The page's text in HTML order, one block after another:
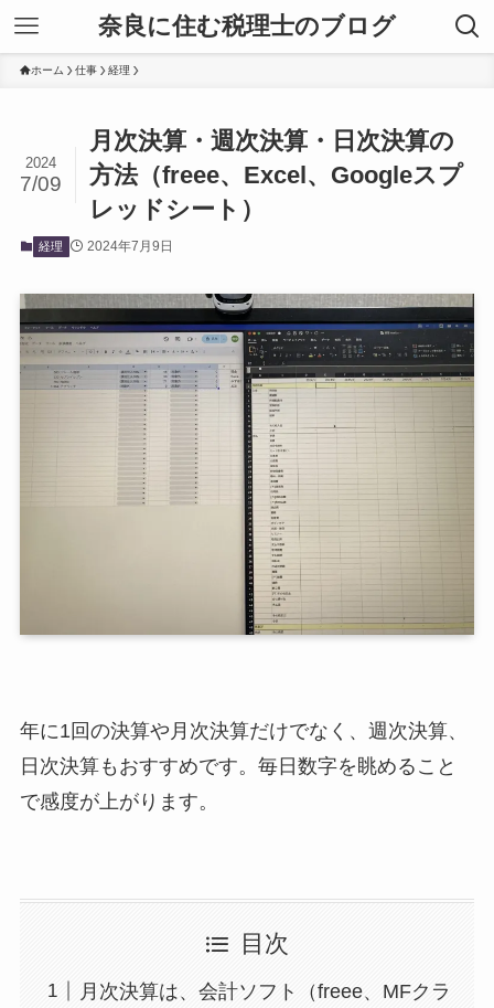
奈良に住む税理士のブログ
ホーム 仕事 経理
月次決算・週次決算・日次決算の
方法（freee、Excel、Googleスプ
レッドシート）
2024
7/09
経理 2024年7月9日
年に1回の決算や月次決算だけでなく、週次決算、
日次決算もおすすめです。毎日数字を眺めること
で感度が上がります。
目次
月次決算は、会計ソフト（freee、MFクラ